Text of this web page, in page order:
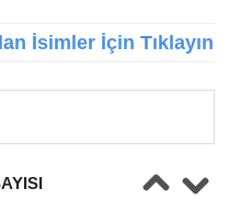
İsimler İçin Tıklayın